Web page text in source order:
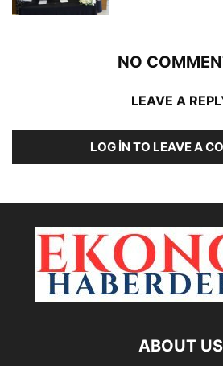
NO
LEAVE A
LOG IN TO LEAVE A
ABOUT US